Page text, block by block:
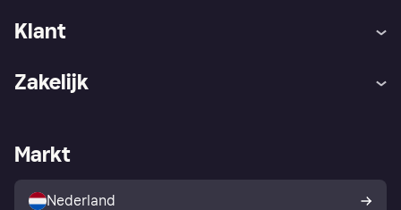
Klant
Winkeloverzicht
Kopersbescherming voor
consumenten
Zakelijk
Zakelijke login
Markt
Nederland